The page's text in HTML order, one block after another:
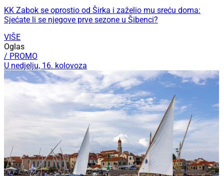
KK Zabok se oprostio od Širka i zaželio mu sreću doma:
Sjećate li se njegove prve sezone u Šibenci?
VIŠE
Oglas
/ PROMO
U nedjelju, 16. kolovoza